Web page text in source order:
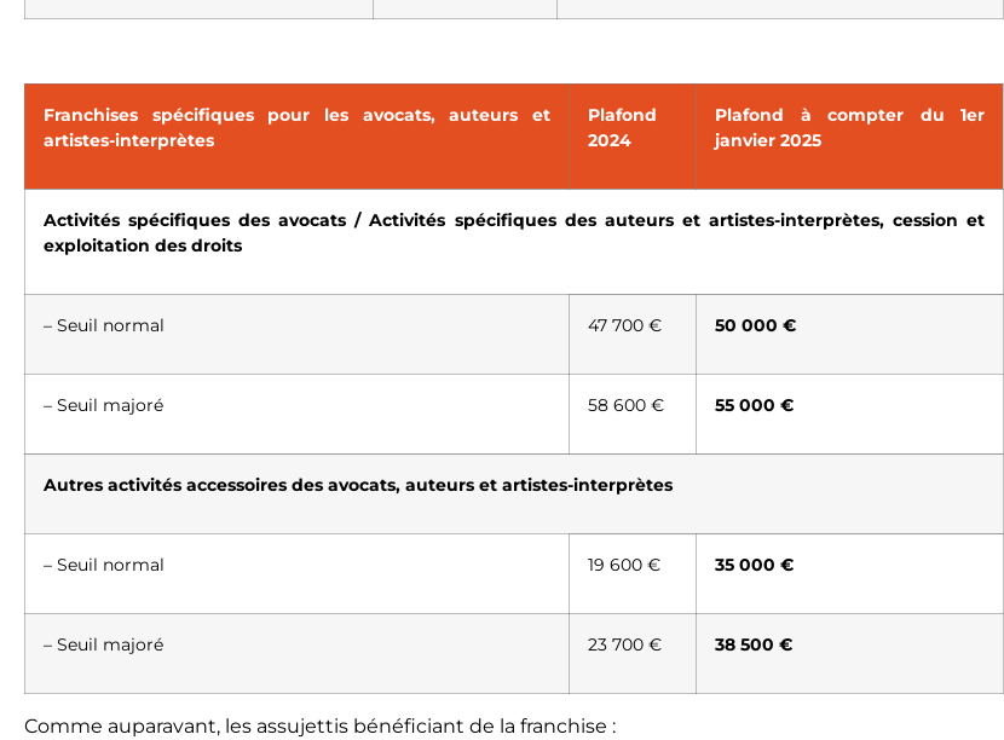
Franchises spécifiques pour les avocats, auteurs et
artistes-interprètes
Plafond
2024
Plafond à compter du 1er
janvier 2025
Activités spécifiques des avocats / Activités spécifiques des auteurs et artistes-interprètes, cession et
exploitation des droits
– Seuil normal 47 700 € 50 000 €
– Seuil majoré 58 600 € 55 000 €
Autres activités accessoires des avocats, auteurs et artistes-interprètes
– Seuil normal 19 600 € 35 000 €
– Seuil majoré 23 700 € 38 500 €
Comme auparavant, les assujettis bénéficiant de la franchise :